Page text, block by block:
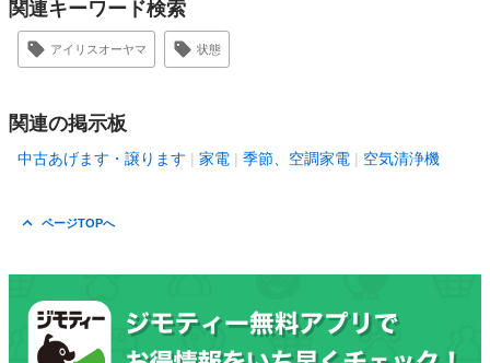
関連キーワード検索
アイリスオーヤマ 状態
関連の掲示板
中古あげます・譲ります 家電 季節、空調家電 空気清浄機
ページTOPへ